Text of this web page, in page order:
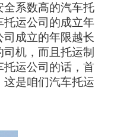
全系数高的汽车托
托运公司的成立年
司成立的年限越长
机，而且托运制
托运公司的话，首
是咱们汽车托运